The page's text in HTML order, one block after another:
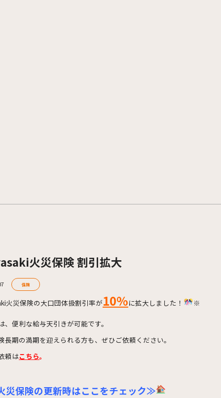
火災保険 割引拡大
保険
火災保険の大口団体扱割引率が10%に拡大しました！ ※
、便利な給与天引きが可能です。
長期の満期を迎えられる方も、ぜひご依頼ください。
頼はこちら。
保険の更新時はここをチェック≫